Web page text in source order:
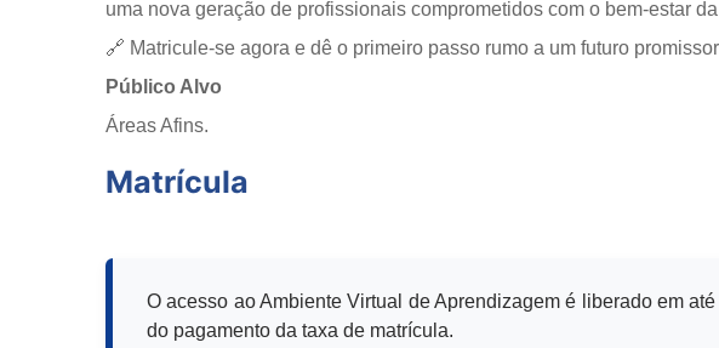
uma nova geração de profissionais comprometidos com o bem-estar
🔗 Matricule-se agora e dê o primeiro passo rumo a um futuro
Público Alvo
Áreas Afins.
Matrícula
O acesso ao Ambiente Virtual de Aprendizagem é liberado em
do pagamento da taxa de matrícula.